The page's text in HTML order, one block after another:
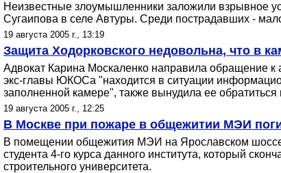
Неизвестные злоумышленники заложили взрывное
Сугаипова в селе Автуры. Среди пострадавших -
19 августа 2005 г., 13:19
Защита Ходорковского недовольна, что в
Адвокат Карина Москаленко направила обращение
экс-главы ЮКОСа "находится в ситуации
заполненной камере", также вынудила ее
19 августа 2005 г., 12:25
В Москве при пожаре в общежитии МЭИ
В помещении общежития МЭИ на Ярославском шоссе
студента 4-го курса данного института, который
строительного университета.